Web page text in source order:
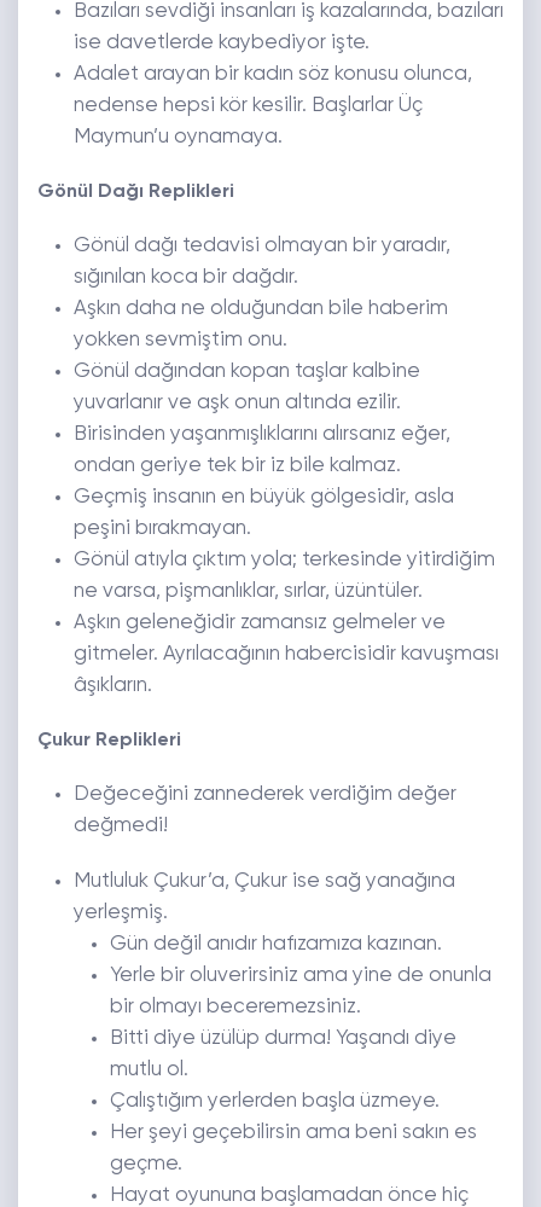
Bazıları sevdiği insanları iş kazalarında, bazıları
ise davetlerde kaybediyor işte.
Adalet arayan bir kadın söz konusu olunca,
nedense hepsi kör kesilir. Başlarlar Üç
Maymun’u oynamaya.
Gönül Dağı Replikleri
Gönül dağı tedavisi olmayan bir yaradır,
sığınılan koca bir dağdır.
Aşkın daha ne olduğundan bile haberim
yokken sevmiştim onu.
Gönül dağından kopan taşlar kalbine
yuvarlanır ve aşk onun altında ezilir.
Birisinden yaşanmışlıklarını alırsanız eğer,
ondan geriye tek bir iz bile kalmaz.
Geçmiş insanın en büyük gölgesidir, asla
peşini bırakmayan.
Gönül atıyla çıktım yola; terkesinde yitirdiğim
ne varsa, pişmanlıklar, sırlar, üzüntüler.
Aşkın geleneğidir zamansız gelmeler ve
gitmeler. Ayrılacağının habercisidir kavuşması
âşıkların.
Çukur Replikleri
Değeceğini zannederek verdiğim değer
değmedi!
Mutluluk Çukur’a, Çukur ise sağ yanağına
yerleşmiş.
Gün değil anıdır hafızamıza kazınan.
Yerle bir oluverirsiniz ama yine de onunla
bir olmayı beceremezsiniz.
Bitti diye üzülüp durma! Yaşandı diye
mutlu ol.
Çalıştığım yerlerden başla üzmeye.
Her şeyi geçebilirsin ama beni sakın es
geçme.
Hayat oyununa başlamadan önce hiç